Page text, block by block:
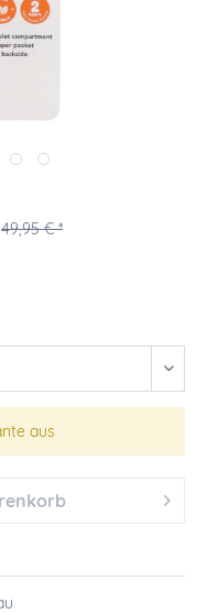
49,95 € *
aus